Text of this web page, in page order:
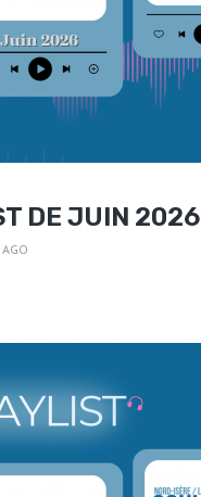
DE JUIN 2026